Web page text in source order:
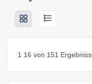
1 16 von 151